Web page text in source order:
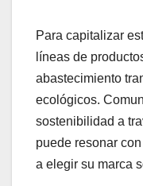
Para capitalizar
líneas de
abastecimiento
ecológicos.
sostenibilidad a
puede resonar
a elegir su marca